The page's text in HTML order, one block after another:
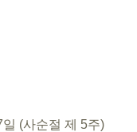
(사순절 제 5주)